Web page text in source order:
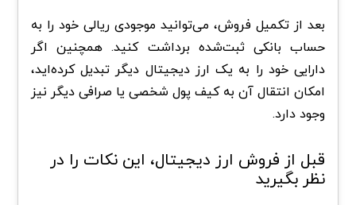
بعد از تکمیل فروش، می‌توانید موجودی ریالی خود را به
حساب بانکی ثبت‌شده برداشت کنید. همچنین اگر
دارایی خود را به یک ارز دیجیتال دیگر تبدیل کرده‌اید،
امکان انتقال آن به کیف پول شخصی یا صرافی دیگر نیز
وجود دارد.
قبل از فروش ارز دیجیتال، این نکات را در
نظر بگیرید